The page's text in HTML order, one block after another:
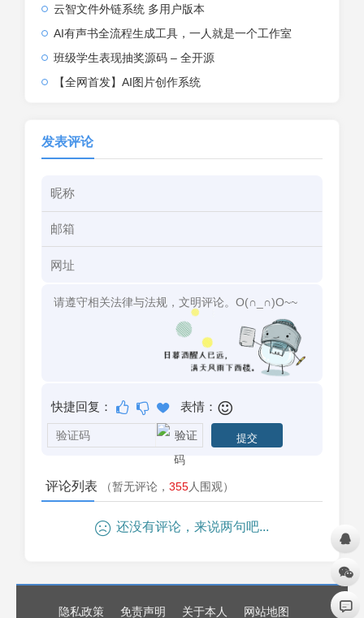
云智文件外链系统 多用户版本
AI有声书全流程生成工具，一人就是一个工作室
班级学生表现抽奖源码 – 全开源
【全网首发】AI图片创作系统
发表评论
快捷回复： 表情：
评论列表 （暂无评论， 355人围观）
还没有评论，来说两句吧...
隐私政策 免责声明 关于本人 网站地图